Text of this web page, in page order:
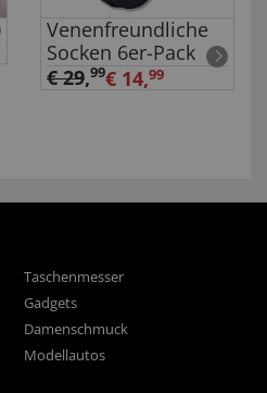
Venenfreundliche
Socken 6er-Pack
€ 29,99€ 14,99
Taschenmesser
Gadgets
Damenschmuck
Modellautos